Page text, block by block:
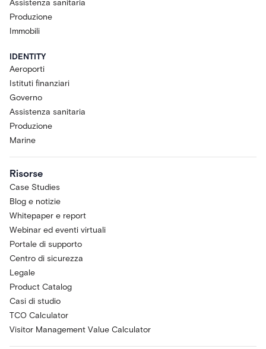
Assistenza sanitaria
Produzione
Immobili
IDENTITY
Aeroporti
Istituti finanziari
Governo
Assistenza sanitaria
Produzione
Marine
Risorse
Case Studies
Blog e notizie
Whitepaper e report
Webinar ed eventi virtuali
Portale di supporto
Centro di sicurezza
Legale
Product Catalog
Casi di studio
TCO Calculator
Visitor Management Value Calculator